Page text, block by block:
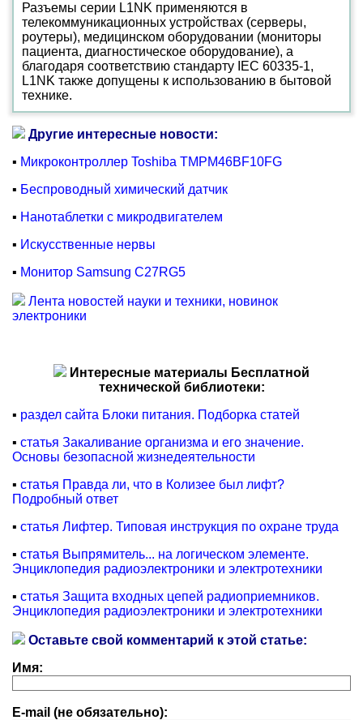
Разъемы серии L1NK применяются в
телекоммуникационных устройствах (серверы,
роутеры), медицинском оборудовании (мониторы
пациента, диагностическое оборудование), а
благодаря соответствию стандарту IEC 60335-1,
L1NK также допущены к использованию в бытовой
технике.
Другие интересные новости:
▪ Микроконтроллер Toshiba TMPM46BF10FG
▪ Беспроводный химический датчик
▪ Нанотаблетки с микродвигателем
▪ Искусственные нервы
▪ Монитор Samsung C27RG5
Лента новостей науки и техники, новинок
электроники
Интересные материалы Бесплатной
технической библиотеки:
▪ раздел сайта Блоки питания. Подборка статей
▪ статья Закаливание организма и его значение.
Основы безопасной жизнедеятельности
▪ статья Правда ли, что в Колизее был лифт?
Подробный ответ
▪ статья Лифтер. Типовая инструкция по охране труда
▪ статья Выпрямитель... на логическом элементе.
Энциклопедия радиоэлектроники и электротехники
▪ статья Защита входных цепей радиоприемников.
Энциклопедия радиоэлектроники и электротехники
Оставьте свой комментарий к этой статье:
Имя:
E-mail (не обязательно):